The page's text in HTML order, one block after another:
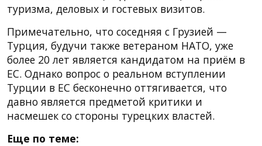
туризма, деловых и гостевых визитов.
Примечательно, что соседняя с Грузией —
Турция, будучи также ветераном НАТО, уже
более 20 лет является кандидатом на приём в
ЕС. Однако вопрос о реальном вступлении
Турции в ЕС бесконечно оттягивается, что
давно является предметой критики и
насмешек со стороны турецких властей.
Еще по теме: